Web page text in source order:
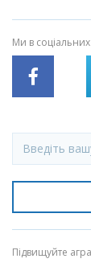
Ми в
Підвищуйте